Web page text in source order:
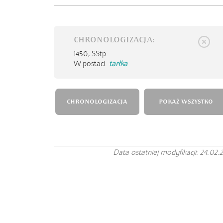
CHRONOLOGIZACJA:
1450, SStp
W postaci: tarłka
CHRONOLOGIZACJA POKAŻ WSZYSTKO
Data ostatniej modyfikacji: